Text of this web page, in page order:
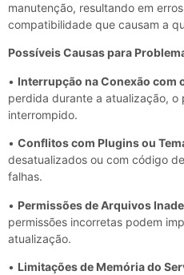
manutenção, resultando em
compatibilidade que causam a
Possíveis Causas para
• Interrupção na Conexão com
perdida durante a atualização, o
interrompido.
• Conflitos com Plugins ou
desatualizados ou com código
falhas.
• Permissões de Arquivos
permissões incorretas podem
atualização.
• Limitações de Memória do